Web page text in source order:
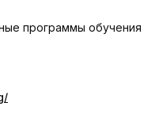
программы обучения